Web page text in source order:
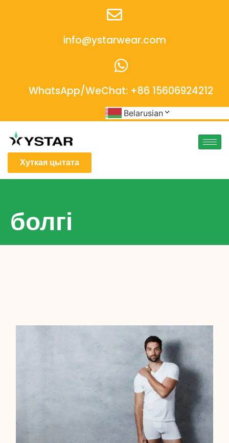
info@ystarwear.com
WhatsApp/WeChat: +86 15606924212
Belarusian
Хуткая цытата
болгі